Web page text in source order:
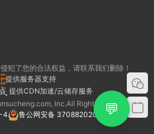
犯了您的合法权益，请联系我们删除！
提供服务器支持
提供CDN加速/云储存服务
Inc.All Rights Reserved.
4
鲁公网安备 37088202000325号
💬